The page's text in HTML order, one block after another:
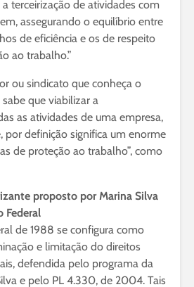
a terceirização de atividades com
assegurando o equilíbrio entre
de eficiência e os de respeito
ao trabalho.”
ou sindicato que conheça o
que viabilizar a
as atividades de uma empresa,
por definição significa um enorme
de proteção ao trabalho”, como
proposto por Marina Silva
Federal
de 1988 se configura como
e limitação do direitos
defendida pelo programa da
e pelo PL 4.330, de 2004. Tais